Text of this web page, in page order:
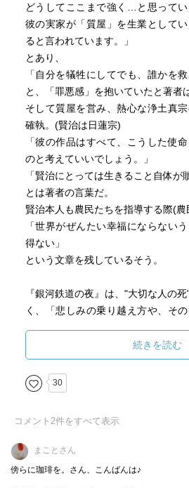
どうしてここまで強く…と思って
彼の実家が「質屋」を生業として
ると言われています。」
とあり、
「自分を犠牲にしてでも、誰かを
と、「罪悪感」を抱いていたと著者
そして質屋を営み、熱心な浄土真
確執。(賢治は日蓮宗)
「彼の作品はすべて、こうした使
のと考えていいでしょう。」
「賢治にとっては生きること自体が
とは著者の言葉だ。
賢治本人も農民たちを指導する際(農
「世界がぜんたい幸福にならない
得ない」
という文章を残しているそう。
『銀河鉄道の夜』は、"大切な人の
く、「悲しみの乗り越え方や、そ
「だから悲しみに飲み込まれてし
て、賢治が宇宙を選んだ気持ちが
のです。」
ここで本書は『永訣の朝』にも触
印象とは違う考えが述べられていた。
続きを読む
30
コメント 2件をすべて表示
まことさん
傍らに珈琲を。さん、こんばんは♪